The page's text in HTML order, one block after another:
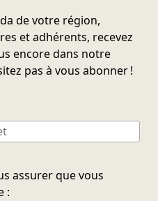
de votre région,
et adhérents, recevez
encore dans notre
pas à vous abonner !
assurer que vous
: